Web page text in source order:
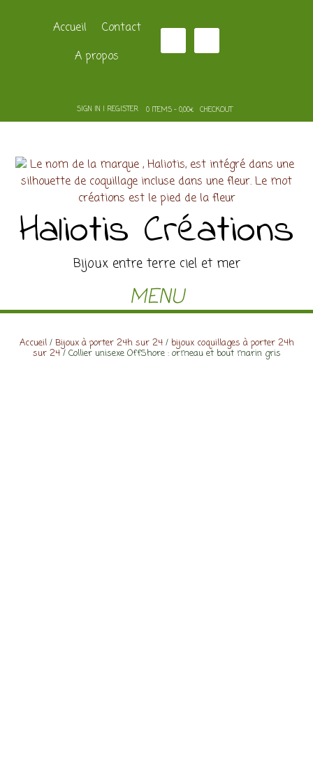
Accueil
Contact
A propos
SIGN IN | REGISTER 0 ITEMS - 0,00€ CHECKOUT
Haliotis Créations
Bijoux entre terre ciel et mer
MENU
Accueil/ Bijoux à porter 24h sur 24/ bijoux coquillages à porter 24h
sur 24/ Collier unisexe OffShore : ormeau et bout marin gris